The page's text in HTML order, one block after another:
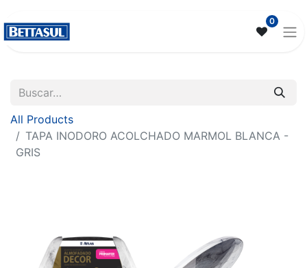
0
All Products
TAPA INODORO ACOLCHADO MARMOL BLANCA -
GRIS